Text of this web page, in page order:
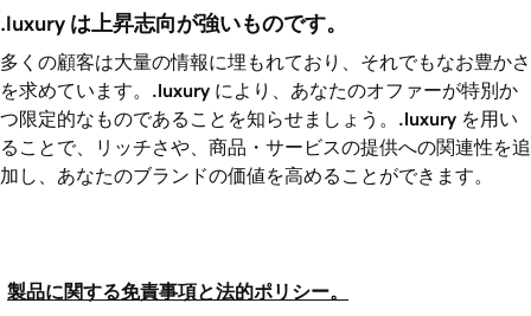
.luxury は上昇志向が強いものです。
多くの顧客は大量の情報に埋もれており、それでもなお豊かさ
を求めています。
.luxury により、あなたのオファーが特別か
つ限定的なものであることを知らせましょう。
.luxury を用い
ることで、リッチさや、商品・サービスの提供への関連性を追
加し、あなたのブランドの価値を高めることができます。
製品に関する免責事項と法的ポリシー。